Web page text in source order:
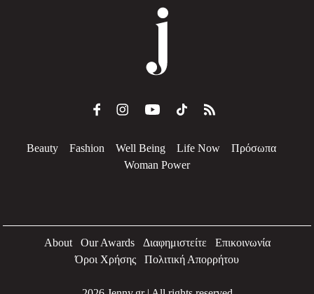
Beauty Fashion Well Being Life Now
Πρόσωπα
Woman Power
About Our Awards Διαφημιστείτε
Επικοινωνία
Όροι Χρήσης
Πολιτική Απορρήτου